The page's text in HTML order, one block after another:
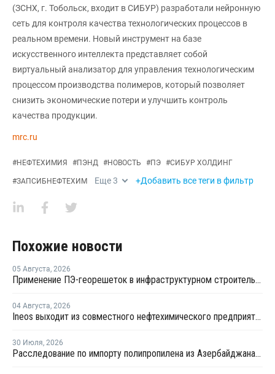
(ЗСНХ, г. Тобольск, входит в СИБУР) разработали нейронную
сеть для контроля качества технологических процессов в
реальном времени. Новый инструмент на базе
искусственного интеллекта представляет собой
виртуальный анализатор для управления технологическим
процессом производства полимеров, который позволяет
снизить экономические потери и улучшить контроль
качества продукции.
mrc.ru
#НЕФТЕХИМИЯ #ПЭНД #НОВОСТЬ #ПЭ #СИБУР ХОЛДИНГ
#ЗАПСИБНЕФТЕХИМ Еще3 +Добавить все теги в фильтр
Похожие новости
05 Августа, 2026
Применение ПЭ-георешеток в инфраструктурном строительстве позволяет сократить расход щебня на 30%
04 Августа, 2026
Ineos выходит из совместного нефтехимического предприятия с Sinopec
30 Июля, 2026
Расследование по импорту полипропилена из Азербайджана продлено на три месяца